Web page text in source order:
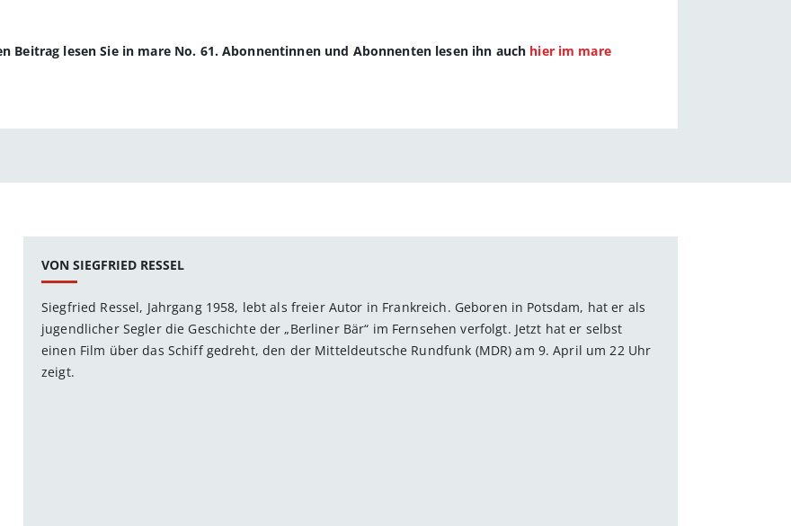
Beitrag lesen Sie in mare No. 61. Abonnentinnen und Abonnenten lesen ihn auch hier im mare
VON SIEGFRIED RESSEL
Siegfried Ressel, Jahrgang 1958, lebt als freier Autor in Frankreich. Geboren in Potsdam, hat er als
jugendlicher Segler die Geschichte der „Berliner Bär“ im Fernsehen verfolgt. Jetzt hat er selbst
einen Film über das Schiff gedreht, den der Mitteldeutsche Rundfunk (MDR) am 9. April um 22 Uhr
zeigt.